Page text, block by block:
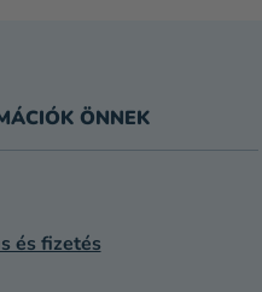
ÖNNEK
és fizetés